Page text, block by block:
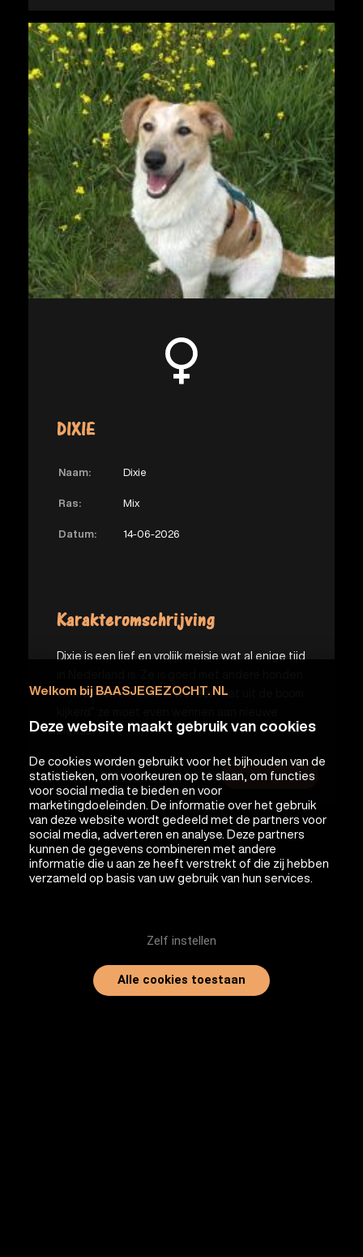
Welkom bij BAASJEGEZOCHT. NL
Deze website maakt gebruik van cookies
De cookies worden gebruikt voor het bijhouden van de
statistieken, om voorkeuren op te slaan, om functies
voor social media te bieden en voor
marketingdoeleinden. De informatie over het gebruik
van deze website wordt gedeeld met de partners voor
social media, adverteren en analyse. Deze partners
kunnen de gegevens combineren met andere
informatie die u aan ze heeft verstrekt of die zij hebben
verzameld op basis van uw gebruik van hun services.
Zelf instellen
Alle cookies toestaan
DIXIE
Naam: Dixie
Ras: Mix
Datum: 14-06-2026
Karakteromschrijving
Dixie is een lief en vrolijk meisje wat al enige tijd
en met katten. Dixie is wel een “kat uit de boom
mense
Meer info